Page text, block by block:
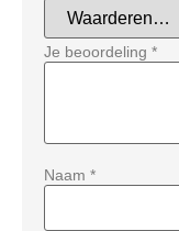
Je beoordeling *
Naam *